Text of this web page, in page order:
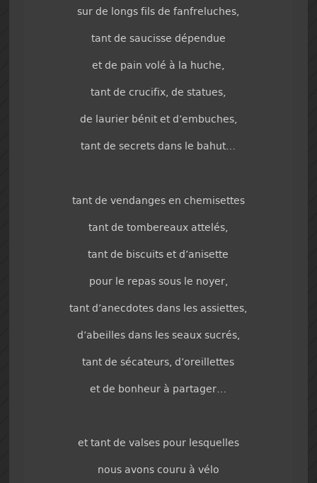
sur de longs fils de fanfreluches,
tant de saucisse dépendue
et de pain volé à la huche,
tant de crucifix, de statues,
de laurier bénit et d’embuches,
tant de secrets dans le bahut…
tant de vendanges en chemisettes
tant de tombereaux attelés,
tant de biscuits et d’anisette
pour le repas sous le noyer,
tant d’anecdotes dans les assiettes,
d’abeilles dans les seaux sucrés,
tant de sécateurs, d’oreillettes
et de bonheur à partager…
et tant de valses pour lesquelles
nous avons couru à vélo